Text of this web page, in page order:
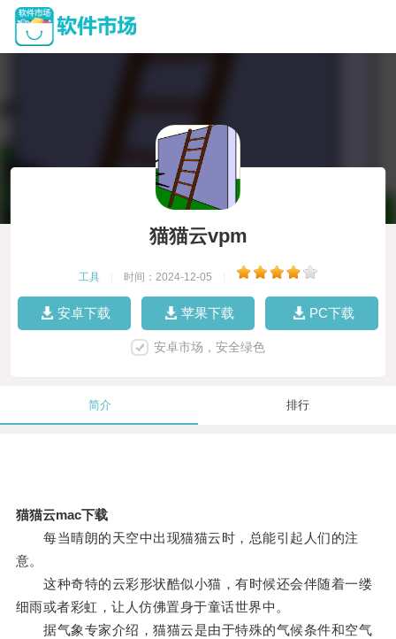
猫猫云vpm
工具 时间：2024-12-05
安卓下载 苹果下载 PC下载
安卓市场，安全绿色
简介 排行
猫猫云mac下载
每当晴朗的天空中出现猫猫云时，总能引起人们的注
意。
这种奇特的云彩形状酷似小猫，有时候还会伴随着一缕
细雨或者彩虹，让人仿佛置身于童话世界中。
据气象专家介绍，猫猫云是由于特殊的气候条件和空气